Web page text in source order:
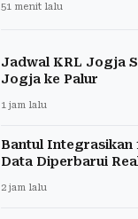
51 menit lalu
Jadwal KRL Jogja
Jogja ke Palur
1 jam lalu
Bantul Integrasikan
Data Diperbarui
2 jam lalu